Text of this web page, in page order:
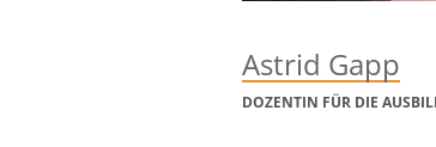
Astrid Gapp
DOZENTIN FÜR DIE